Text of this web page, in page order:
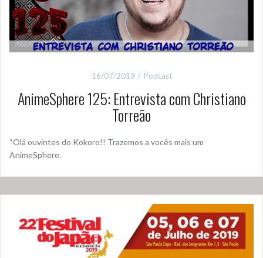
16/07/2019 Podcast
AnimeSphere 125: Entrevista com Christiano
Torreão
“Olá ouvintes do Kokoro!! Trazemos a vocês mais um
AnimeSphere.